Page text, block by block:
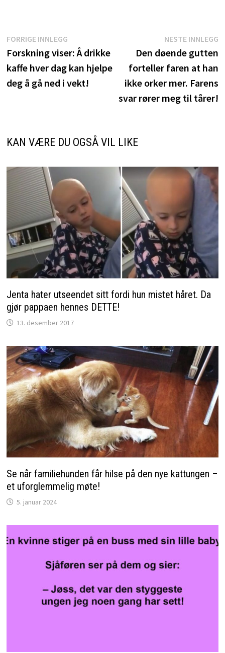
Innleggsnavigasjon
FORRIGE INNLEGGForrige
innlegg:
Forskning viser: Å drikke
kaffe hver dag kan hjelpe
deg å gå ned i vekt!
NESTE INNLEGG
Den døende gutten
forteller faren at han
ikke orker mer. Farens
svar rører meg til tårer!
KAN VÆRE DU OGSÅ VIL LIKE
Jenta hater utseendet sitt fordi hun mistet håret. Da
gjør pappaen hennes DETTE!
13. desember 2017
Se når familiehunden får hilse på den nye kattungen –
et uforglemmelig møte!
5. januar 2024